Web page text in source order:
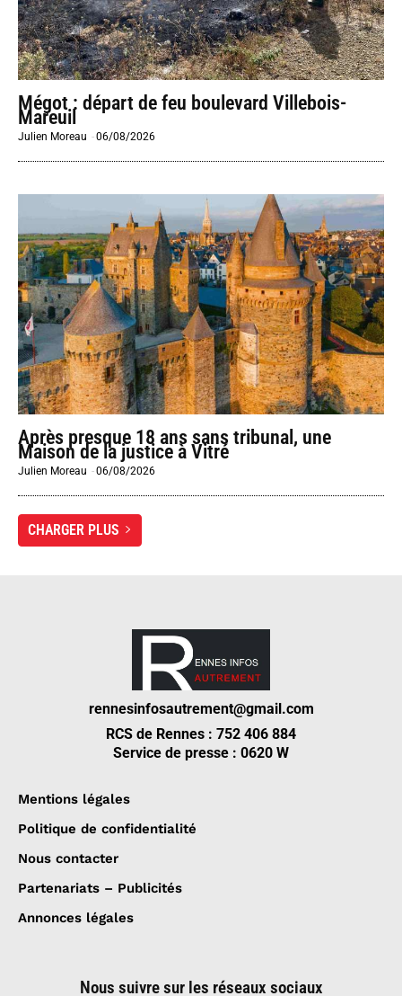
Mégot : départ de feu boulevard Villebois-
Mareuil
Julien Moreau -06/08/2026
Après presque 18 ans sans tribunal, une
Maison de la justice à Vitré
Julien Moreau -06/08/2026
CHARGER PLUS
rennesinfosautrement@gmail.com
RCS de Rennes : 752 406 884
Service de presse : 0620 W
Mentions légales
Politique de confidentialité
Nous contacter
Partenariats – Publicités
Annonces légales
Nous suivre sur les réseaux sociaux